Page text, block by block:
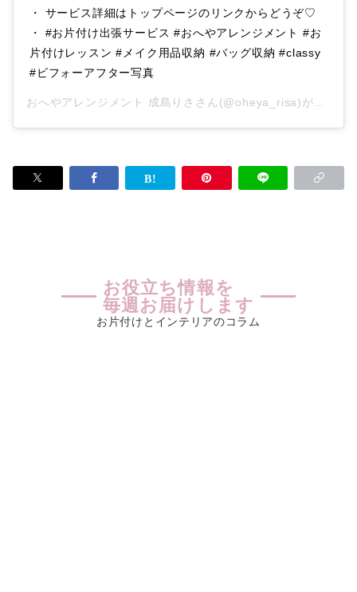
・ サービス詳細はトップページのリンクからどうぞ♡
・ #お片付け出張サービス #おへやアレンジメント #お
片付けレッスン #メイク用品収納 #バッグ収納 #classy
#ビフォーアフター写真
おへやアレンジメント 成島りさ さん(@oheya_risa)がシェアした投稿 –
お役立ち情報を
毎週お届けします
お片付けとインテリアのコラム